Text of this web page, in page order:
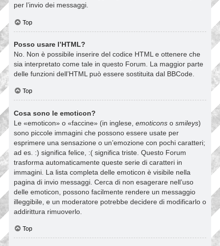
per l’invio dei messaggi.
Top
Posso usare l’HTML?
No. Non è possibile inserire del codice HTML e ottenere che
sia interpretato come tale in questo Forum. La maggior parte
delle funzioni dell’HTML può essere sostituita dal BBCode.
Top
Cosa sono le emoticon?
Le «emoticon» o «faccine» (in inglese, emoticons o smileys)
sono piccole immagini che possono essere usate per
esprimere una sensazione o un’emozione con pochi caratteri;
ad es. :) significa felice, :( significa triste. Questo Forum
trasforma automaticamente queste serie di caratteri in
immagini. La lista completa delle emoticon è visibile nella
pagina di invio messaggi. Cerca di non esagerare nell’uso
delle emoticon, possono facilmente rendere un messaggio
illeggibile, e un moderatore potrebbe decidere di modificarlo o
addirittura rimuoverlo.
Top